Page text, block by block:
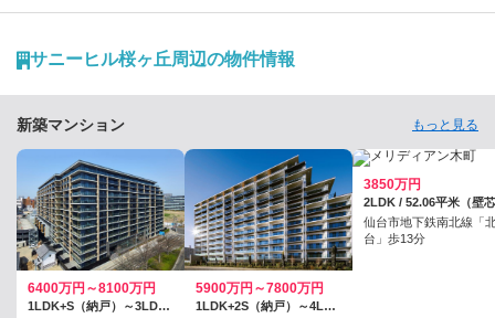
魚介や銘酒などを楽しんだり。「人がいるのになぜか静か」な仙台の魅
力を、住む人の目線で語ります。
サニーヒル桜ヶ丘周辺の物件情報
新築マンション もっと見る
6400万円～8100万円
1LDK+S（納戸）～3LDK / 70.23平米～70.4平米
5900万円～7800万円
1LDK+2S（納戸）～4LDK / 71.31平米～84.52平米
3850万円
2LDK / 52.06平米（壁
仙台市地下鉄南北線「
台」歩13分